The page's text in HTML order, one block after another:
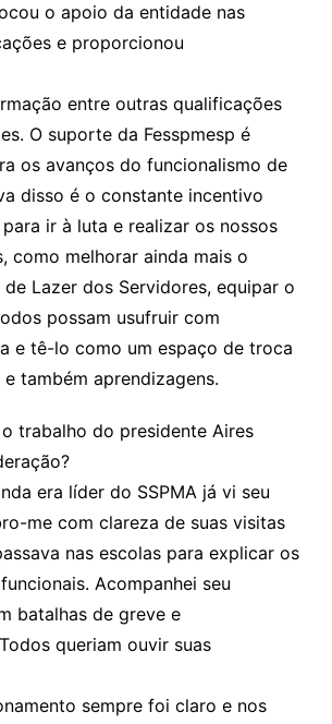
o apoio da entidade nas
e proporcionou
entre outras qualificações
O suporte da Fesspmesp é
os avanços do funcionalismo de
disso é o constante incentivo
ir à luta e realizar os nossos
como melhorar ainda mais o
Lazer dos Servidores, equipar o
possam usufruir com
e tê-lo como um espaço de troca
também aprendizagens.
trabalho do presidente Aires
era líder do SSPMA já vi seu
me com clareza de suas visitas
nas escolas para explicar os
Acompanhei seu
batalhas de greve e
queriam ouvir suas
sempre foi claro e nos